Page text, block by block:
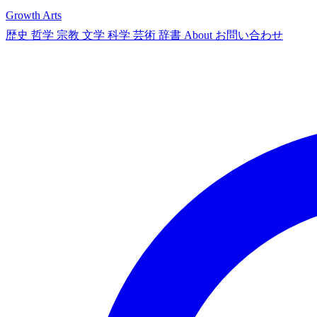
Growth Arts
歴史 哲学 宗教 文学 科学 芸術 辞書 About お問い合わせ